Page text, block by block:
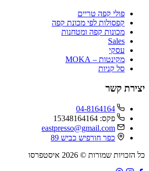
פולי קפה טריים
קפסולות לפי מכונת קפה
מכונות קפה ומטחנות
Sales
עסקי
מקינטות – MOKA
סל קניות
יצירת קשר
04-8164164
פקס: 15348164164
eastpresso@gmail.com
כפר חורפיש כביש 89
כל הזכויות שמורות © 2026 איסטפרסו